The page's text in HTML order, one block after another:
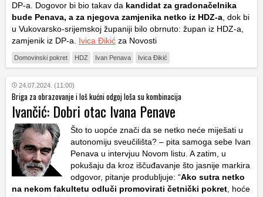
DP-a. Dogovor bi bio takav da kandidat za gradonačelnika
bude Penava, a za njegova zamjenika netko iz HDZ-a , dok bi
u Vukovarsko-srijemskoj županiji bilo obrnuto: župan iz HDZ-a,
zamjenik iz DP-a. Ivica Đikić za Novosti
Domovinski pokret HDZ Ivan Penava Ivica Đikić
24.07.2024. (11:00)
Briga za obrazovanje i loš kućni odgoj loša su kombinacija
Ivančić: Dobri otac Ivana Penave
Što to uopće znači da se netko neće miješati u
autonomiju sveučilišta? – pita samoga sebe Ivan
Penava u intervjuu Novom listu. A zatim, u
pokušaju da kroz iščuđavanje što jasnije markira
odgovor, pitanje produbljuje: “Ako sutra netko
na nekom fakultetu odluči promovirati četnički pokret , hoće